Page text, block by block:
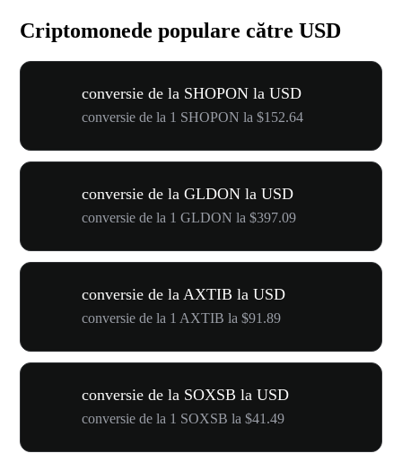
Criptomonede populare către USD
conversie de la SHOPON la USD
conversie de la 1 SHOPON la $152.64
conversie de la GLDON la USD
conversie de la 1 GLDON la $397.09
conversie de la AXTIB la USD
conversie de la 1 AXTIB la $91.89
conversie de la SOXSB la USD
conversie de la 1 SOXSB la $41.49